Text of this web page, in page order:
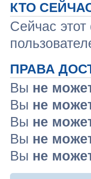
КТО
Сейчас
ПРАВА
Вы не
Вы не
Вы не
Вы не
Вы не